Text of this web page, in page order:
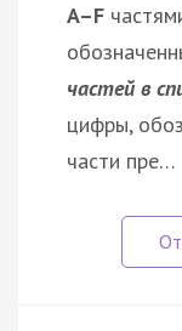
A–F
частей в
цифры,
части пре…